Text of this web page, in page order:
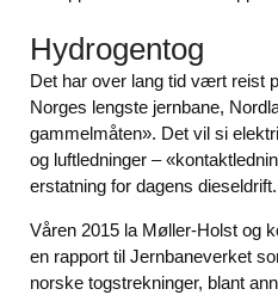
Hydrogentog
Det har over lang tid vært reist
Norges lengste jernbane,
gammelmåten». Det vil si
og luftledninger –
erstatning for dagens dieseldrift.
Våren 2015 la Møller-Holst og
en rapport til Jernbaneverket
norske togstrekninger, blant